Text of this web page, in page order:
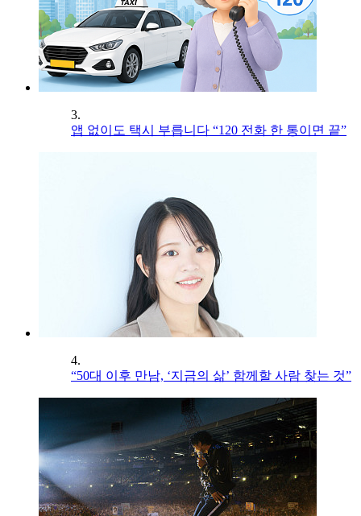
3.
앱 없이도 택시 부릅니다 “120 전화 한 통이면 끝”
4.
“50대 이후 만남, ‘지금의 삶’ 함께할 사람 찾는 것”